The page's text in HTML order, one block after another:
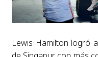
Lewis Hamilton logró